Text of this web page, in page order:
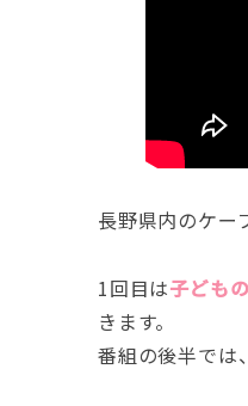
長野県内のケー
1回目は子ども
きます。
番組の後半では